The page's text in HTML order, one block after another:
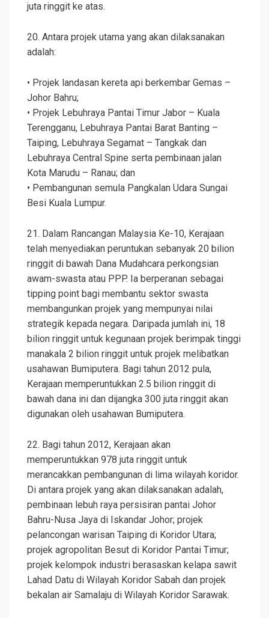
juta ringgit ke atas.
20. Antara projek utama yang akan dilaksanakan
adalah:
• Projek landasan kereta api berkembar Gemas –
Johor Bahru;
• Projek Lebuhraya Pantai Timur Jabor – Kuala
Terengganu, Lebuhraya Pantai Barat Banting –
Taiping, Lebuhraya Segamat – Tangkak dan
Lebuhraya Central Spine serta pembinaan jalan
Kota Marudu – Ranau; dan
• Pembangunan semula Pangkalan Udara Sungai
Besi Kuala Lumpur.
21. Dalam Rancangan Malaysia Ke-10, Kerajaan
telah menyediakan peruntukan sebanyak 20 bilion
ringgit di bawah Dana Mudahcara perkongsian
awam-swasta atau PPP. Ia berperanan sebagai
tipping point bagi membantu sektor swasta
membangunkan projek yang mempunyai nilai
strategik kepada negara. Daripada jumlah ini, 18
bilion ringgit untuk kegunaan projek berimpak tinggi
manakala 2 bilion ringgit untuk projek melibatkan
usahawan Bumiputera. Bagi tahun 2012 pula,
Kerajaan memperuntukkan 2.5 bilion ringgit di
bawah dana ini dan dijangka 300 juta ringgit akan
digunakan oleh usahawan Bumiputera.
22. Bagi tahun 2012, Kerajaan akan
memperuntukkan 978 juta ringgit untuk
merancakkan pembangunan di lima wilayah koridor.
Di antara projek yang akan dilaksanakan adalah,
pembinaan lebuh raya persisiran pantai Johor
Bahru-Nusa Jaya di Iskandar Johor; projek
pelancongan warisan Taiping di Koridor Utara;
projek agropolitan Besut di Koridor Pantai Timur;
projek kelompok industri berasaskan kelapa sawit
Lahad Datu di Wilayah Koridor Sabah dan projek
bekalan air Samalaju di Wilayah Koridor Sarawak.